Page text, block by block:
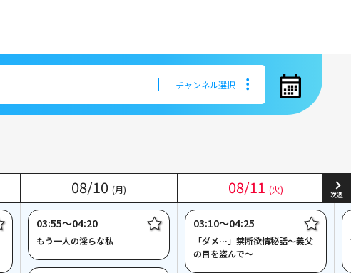
チャンネル選択
08/10 (月) 08/11 (火) 次週
08/10 (月) 08/11 (火)
03:55〜04:20
もう一人の淫らな私
03:10〜04:25
「ダメ…」禁断欲情秘話～義父
の目を盗んで～